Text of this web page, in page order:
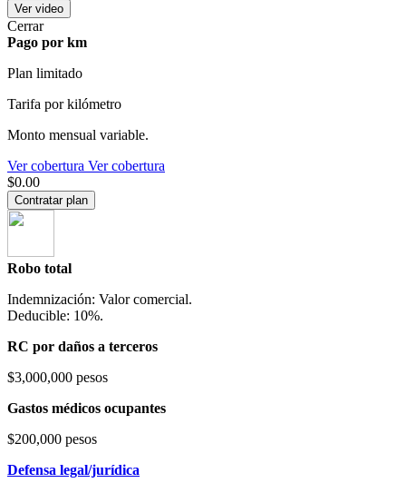
Ver video
Cerrar
Pago por km
Plan limitado
Tarifa por kilómetro
Monto mensual variable.
Ver cobertura Ver cobertura
$0.00
Contratar plan
Robo total
Indemnización: Valor comercial.
Deducible: 10%.
RC por daños a terceros
$3,000,000 pesos
Gastos médicos ocupantes
$200,000 pesos
Defensa legal/jurídica